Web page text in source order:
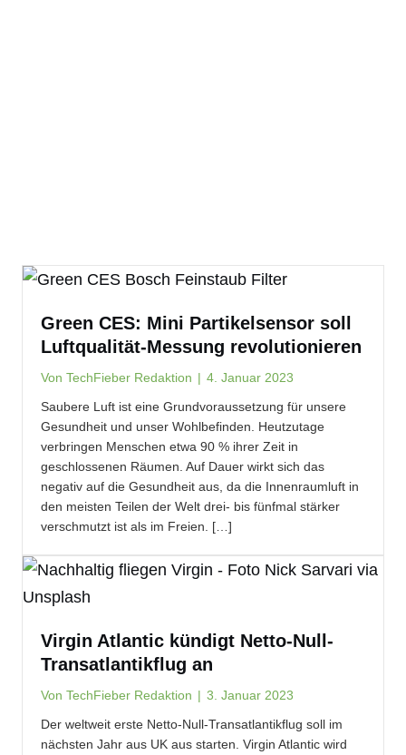
Green CES: Mini Partikelsensor soll
Luftqualität-Messung revolutionieren
Von TechFieber Redaktion | 4. Januar 2023
Saubere Luft ist eine Grundvoraussetzung für unsere
Gesundheit und unser Wohlbefinden. Heutzutage
verbringen Menschen etwa 90 % ihrer Zeit in
geschlossenen Räumen. Auf Dauer wirkt sich das
negativ auf die Gesundheit aus, da die Innenraumluft in
den meisten Teilen der Welt drei- bis fünfmal stärker
verschmutzt ist als im Freien. […]
Virgin Atlantic kündigt Netto-Null-
Transatlantikflug an
Von TechFieber Redaktion | 3. Januar 2023
Der weltweit erste Netto-Null-Transatlantikflug soll im
nächsten Jahr aus UK aus starten. Virgin Atlantic wird